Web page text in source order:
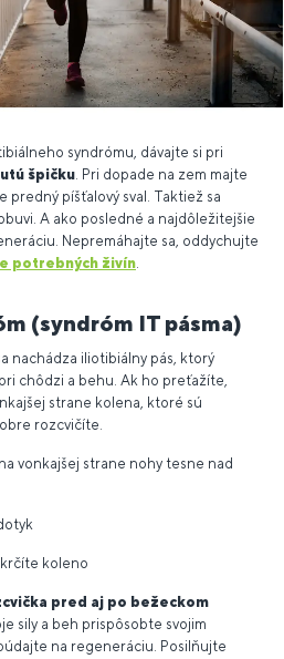
syndrómu, dávajte si pri
špičku. Pri dopade na zem majte
píšťalový sval. Taktiež sa
A ako posledné a najdôležitejšie
Nepremáhajte sa, oddychujte
potrebných živín.
(syndróm IT pásma)
nachádza iliotibiálny pás, ktorý
chôdzi a behu. Ak ho preťažíte,
strane kolena, ktoré sú
rozcvičíte.
vonkajšej strane nohy tesne nad
koleno
pred aj po bežeckom
sily a beh prispôsobte svojim
na regeneráciu. Posilňujte